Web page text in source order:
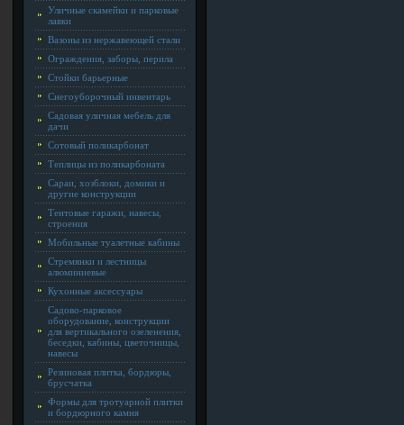
Уличные скамейки и парковые
лавки
Вазоны из нержавеющей стали
Ограждения, заборы, перила
Стойки барьерные
Снегоуборочный инвентарь
Садовая уличная мебель для
дачи
Сотовый поликарбонат
Теплицы из поликарбоната
Сараи, хозблоки, домики и
другие конструкции
Тентовые гаражи, навесы,
строения
Мобильные туалетные кабины
Стремянки и лестницы
алюминиевые
Кухонные аксессуары
Садово-парковое
оборудование, конструкции
для вертикального озеленения,
беседки, кабины, цветочницы,
навесы
Резиновая плитка, бордюры,
брусчатка
Формы для тротуарной плитки
и бордюрного камня